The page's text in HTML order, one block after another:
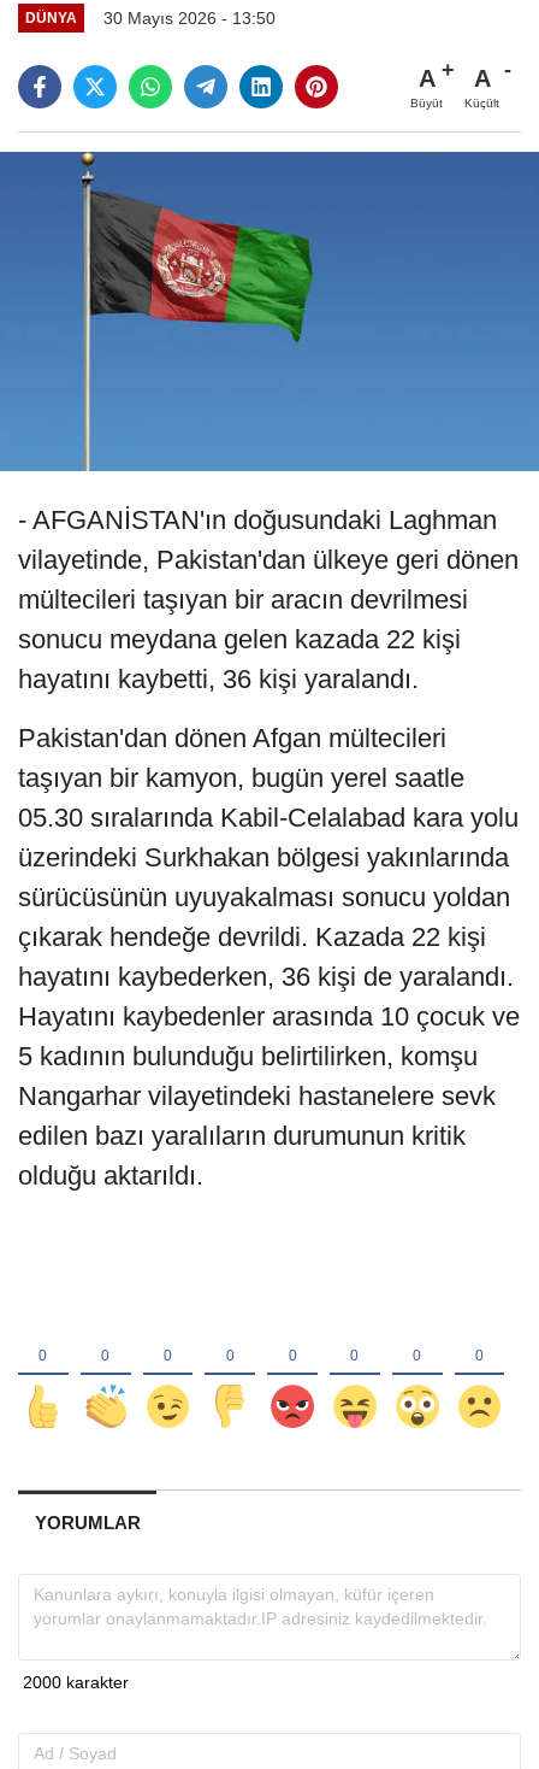
DÜNYA 30 Mayıs 2026 - 13:50
A
Büyüt
A
Küçült
- AFGANİSTAN'ın doğusundaki Laghman
vilayetinde, Pakistan'dan ülkeye geri dönen
mültecileri taşıyan bir aracın devrilmesi
sonucu meydana gelen kazada 22 kişi
hayatını kaybetti, 36 kişi yaralandı.
Pakistan'dan dönen Afgan mültecileri
taşıyan bir kamyon, bugün yerel saatle
05.30 sıralarında Kabil-Celalabad kara yolu
üzerindeki Surkhakan bölgesi yakınlarında
sürücüsünün uyuyakalması sonucu yoldan
çıkarak hendeğe devrildi. Kazada 22 kişi
hayatını kaybederken, 36 kişi de yaralandı.
Hayatını kaybedenler arasında 10 çocuk ve
5 kadının bulunduğu belirtilirken, komşu
Nangarhar vilayetindeki hastanelere sevk
edilen bazı yaralıların durumunun kritik
olduğu aktarıldı.
YORUMLAR